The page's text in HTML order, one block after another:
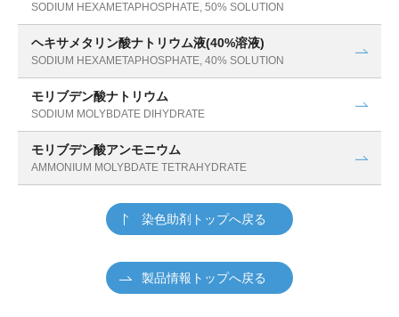
SODIUM HEXAMETAPHOSPHATE, 50% SOLUTION
ヘキサメタリン酸ナトリウム液(40%溶液)
SODIUM HEXAMETAPHOSPHATE, 40% SOLUTION
モリブデン酸ナトリウム
SODIUM MOLYBDATE DIHYDRATE
モリブデン酸アンモニウム
AMMONIUM MOLYBDATE TETRAHYDRATE
染色助剤トップへ戻る
製品情報トップへ戻る